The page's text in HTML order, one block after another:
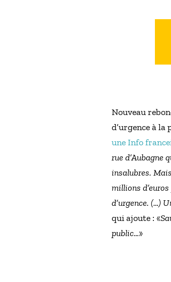
Nouveau
d’urgence à
une Info
rue d’Aubagne
insalubres.
millions
d’urgence. (…)
qui ajoute : «
public…»